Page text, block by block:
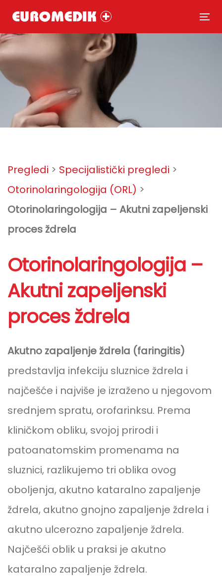
links
primary
navigation
to
content
Pregledi > Specijalistički pregledi >
Otorinolaringologija (ORL) >
Otorinolaringologija – Akutni zapeljenski
proces ždrela
Otorinolaringologija –
Akutni zapeljenski
proces ždrela
Akutno zapaljenje ždrela (faringitis)
predstavlja infekciju sluznice ždrela i
najčešće i najviše je izraženo u njegovom
srednjem spratu, orofarinksu. Prema
kliničkom obliku, svojoj prirodi i
patoanatomskim promenama na
sluznici, razlikujemo tri oblika ovog
oboljenja, akutno kataralno zapaljenje
ždrela, akutno gnojno zapaljenje ždrela i
akutno ulcerozno zapaljenje ždrela.
Najčešći oblik u praksi je akutno
kataralno zapaljenje ždrela.
navigation